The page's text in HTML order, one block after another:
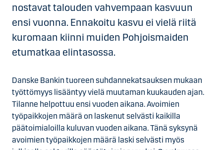
nostavat talouden vahvempaan kasvuun
ensi vuonna. Ennakoitu kasvu ei vielä riitä
kuromaan kiinni muiden Pohjoismaiden
etumatkaa elintasossa.
Danske Bankin tuoreen suhdannekatsauksen mukaan
työttömyys lisääntyy vielä muutaman kuukauden ajan.
Tilanne helpottuu ensi vuoden aikana. Avoimien
työpaikkojen määrä on laskenut selvästi kaikilla
päätoimialoilla kuluvan vuoden aikana. Tänä syksynä
avoimien työpaikkojen määrä laski selvästi myös